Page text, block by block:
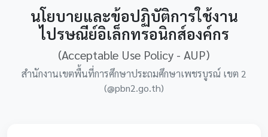
นโยบายและข้อปฏิบัติการใช้งาน
ไปรษณีย์อิเล็กทรอนิกส์องค์กร
(Acceptable Use Policy - AUP)
สำนักงานเขตพื้นที่การศึกษาประถมศึกษาเพชรบูรณ์ เขต 2
(@pbn2.go.th)